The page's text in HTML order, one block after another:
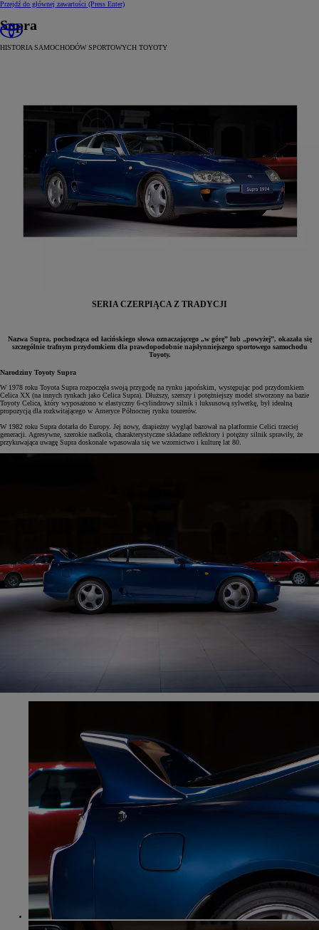
Przejdź do głównej zawartości (Press Enter)
Supra
HISTORIA SAMOCHODÓW SPORTOWYCH TOYOTY
SERIA CZERPIĄCA Z TRADYCJI
Nazwa Supra, pochodząca od łacińskiego słowa oznaczającego „w górę” lub „powyżej”, okazała się
szczególnie trafnym przydomkiem dla prawdopodobnie najsłynniejszego sportowego samochodu
Toyoty.
Narodziny Toyoty Supra
W 1978 roku Toyota Supra rozpoczęła swoją przygodę na rynku japońskim, występując pod przydomkiem
Celica XX (na innych rynkach jako Celica Supra). Dłuższy, szerszy i potężniejszy model stworzony na bazie
Toyoty Celica, który wyposażono w elastyczny 6-cylindrowy silnik i luksusową sylwetkę, był idealną
propozycją dla rozkwitającego w Ameryce Północnej rynku tourerów.
W 1982 roku Supra dotarła do Europy. Jej nowy, drapieżny wygląd bazował na platformie Celici trzeciej
generacji. Agresywne, szerokie nadkola, charakterystyczne składane reflektory i potężny silnik sprawiły, że
przykuwająca uwagę Supra doskonale wpasowała się we wzornictwo i kulturę lat 80.